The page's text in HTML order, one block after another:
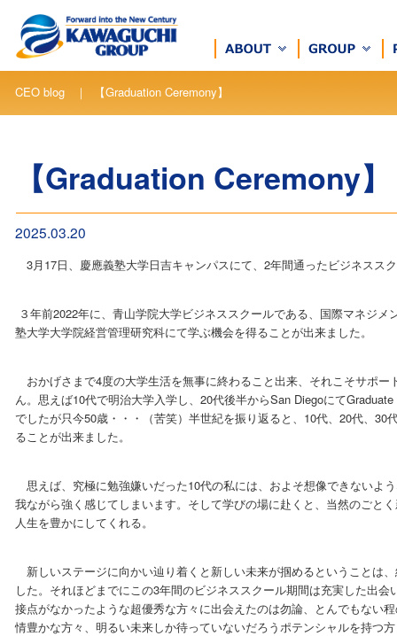
CEO blog ｜ 【Graduation Ceremony】
【Graduation Ceremony】
2025.03.20
3月17日、慶應義塾大学日吉キャンパスにて、2年間通ったビジネスス
３年前2022年に、青山学院大学ビジネススクールである、国際マネジ
塾大学大学院経営管理研究科にて学ぶ機会を得ることが出来ました。
おかげさまで4度の大学生活を無事に終わること出来、それこそサポ
ん。思えば10代で明治大学入学し、20代後半からSan Diegoにて
でしたが只今50歳・・・（苦笑）半世紀を振り返ると、10代、20代、30
ることが出来ました。
思えば、究極に勉強嫌いだった10代の私には、およそ想像できないよ
我ながら強く感じてしまいます。そして学びの場に赴くと、当然のごと
人生を豊かにしてくれる。
新しいステージに向かい辿り着くと新しい未来が掴めるということは
した。それほどまでにこの3年間のビジネススクール期間は充実した出
接点がなかったような超優秀な方々に出会えたのは勿論、とんでもない
情豊かな方々、明るい未来しか待っていないだろうポテンシャルを持つ